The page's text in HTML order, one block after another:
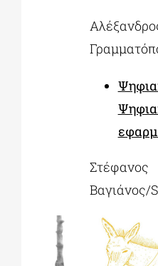
Στέφανος
Βαγιάνος/